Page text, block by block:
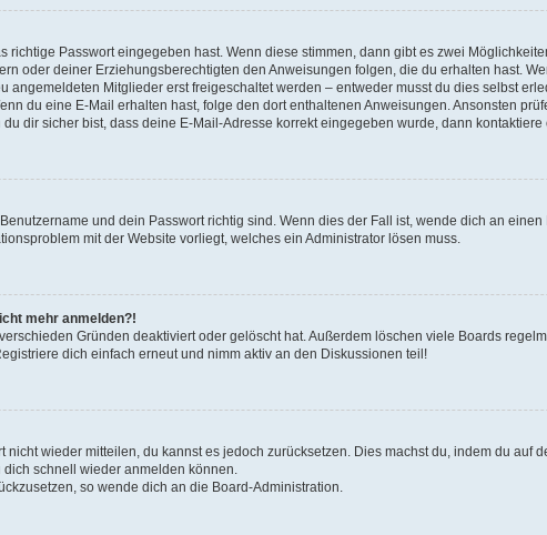
Passwort eingegeben hast. Wenn diese stimmen, dann gibt es zwei
oder deiner Erziehungsberechtigten den Anweisungen folgen, die du erhalten hast.
Mitglieder erst freigeschaltet werden – entweder musst du dies selbst
du eine E-Mail erhalten hast, folge den dort enthaltenen Anweisungen. Ansonsten
dir sicher bist, dass deine E-Mail-Adresse korrekt eingegeben wurde, dann kontaktiere
und dein Passwort richtig sind. Wenn dies der Fall ist, wende dich an
mit der Website vorliegt, welches ein Administrator lösen muss.
mehr anmelden?!
Gründen deaktiviert oder gelöscht hat. Außerdem löschen viele Boards
dich einfach erneut und nimm aktiv an den Diskussionen teil!
wieder mitteilen, du kannst es jedoch zurücksetzen. Dies machst du, indem du auf
dich schnell wieder anmelden können.
so wende dich an die Board-Administration.